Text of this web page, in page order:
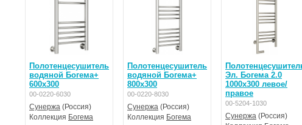
Полотенцесушитель
водяной Богема+
600x300
00-0220-6030
Сунержа (Россия)
Коллекция Богема
Полотенцесушитель
водяной Богема+
800x300
00-0220-8030
Сунержа (Россия)
Коллекция Богема
Эл. Богема 2.0
1000х300 левое/
правое
00-5204-1030
Сунержа (Россия)